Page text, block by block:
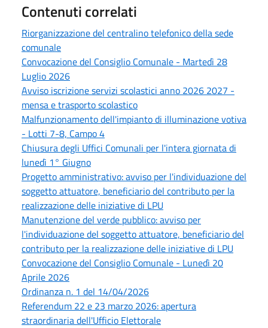
Contenuti correlati
Riorganizzazione del centralino telefonico della sede
comunale
Convocazione del Consiglio Comunale - Martedì 28
Luglio 2026
Avviso iscrizione servizi scolastici anno 2026 2027 -
mensa e trasporto scolastico
Malfunzionamento dell'impianto di illuminazione votiva
- Lotti 7-8, Campo 4
Chiusura degli Uffici Comunali per l'intera giornata di
lunedì 1° Giugno
Progetto amministrativo: avviso per l'individuazione del
soggetto attuatore, beneficiario del contributo per la
realizzazione delle iniziative di LPU
Manutenzione del verde pubblico: avviso per
l'individuazione del soggetto attuatore, beneficiario del
contributo per la realizzazione delle iniziative di LPU
Convocazione del Consiglio Comunale - Lunedì 20
Aprile 2026
Ordinanza n. 1 del 14/04/2026
Referendum 22 e 23 marzo 2026: apertura
straordinaria dell'Ufficio Elettorale